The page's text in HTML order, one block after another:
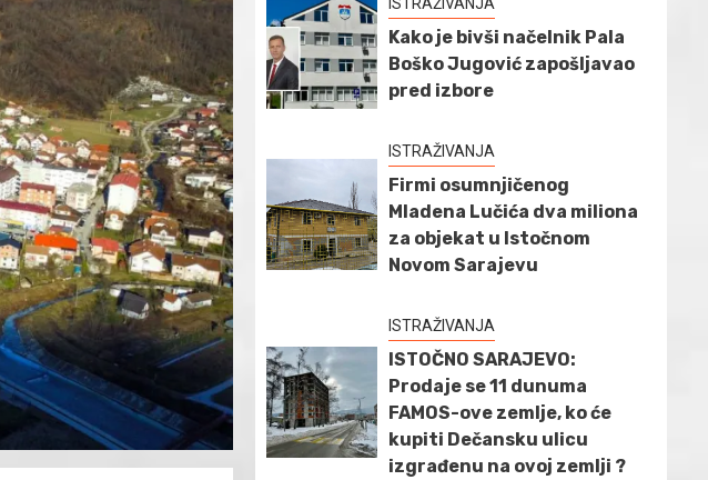
Kako je bivši načelnik Pala
Boško Jugović zapošljavao
pred izbore
ISTRAŽIVANJA
Firmi osumnjičenog
Mladena Lučića dva miliona
za objekat u Istočnom
Novom Sarajevu
ISTRAŽIVANJA
ISTOČNO SARAJEVO:
Prodaje se 11 dunuma
FAMOS-ove zemlje, ko će
kupiti Dečansku ulicu
izgrađenu na ovoj zemlji ?